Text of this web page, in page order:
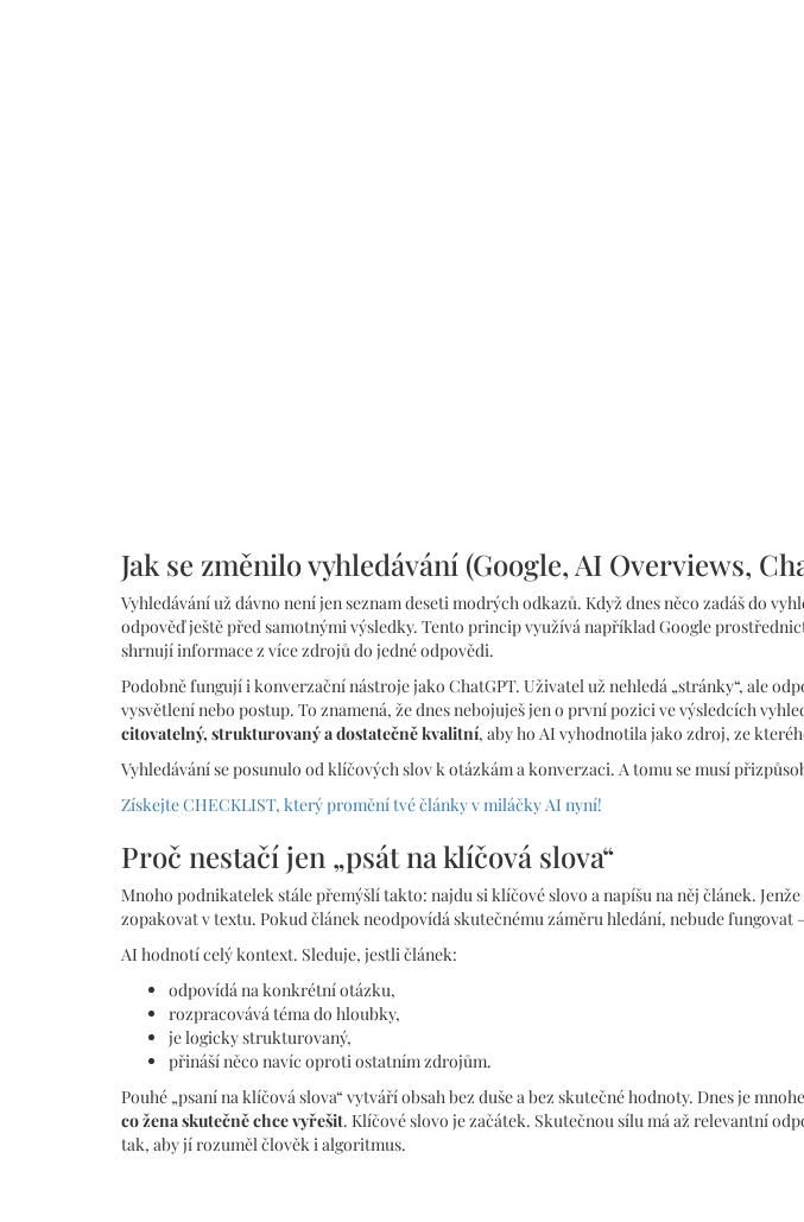
Jak se změnilo vyhledávání (Google, AI Overviews,
Vyhledávání už dávno není jen seznam deseti modrých odkazů. Když dnes něco zadáš do
odpověď ještě před samotnými výsledky. Tento princip využívá například Google
shrnují informace z více zdrojů do jedné odpovědi.
Podobně fungují i konverzační nástroje jako ChatGPT. Uživatel už nehledá „stránky“, ale
vysvětlení nebo postup. To znamená, že dnes nebojuješ jen o první pozici ve výsledcích
citovatelný, strukturovaný a dostatečně kvalitní, aby ho AI vyhodnotila jako zdroj, ze
Vyhledávání se posunulo od klíčových slov k otázkám a konverzaci. A tomu se musí
Získejte CHECKLIST, který promění tvé články v miláčky AI nyní!
Proč nestačí jen „psát na klíčová slova“
Mnoho podnikatelek stále přemýšlí takto: najdu si klíčové slovo a napíšu na něj článek.
zopakovat v textu. Pokud článek neodpovídá skutečnému záměru hledání, nebude
AI hodnotí celý kontext. Sleduje, jestli článek:
odpovídá na konkrétní otázku,
rozpracovává téma do hloubky,
je logicky strukturovaný,
přináší něco navíc oproti ostatním zdrojům.
Pouhé „psaní na klíčová slova“ vytváří obsah bez duše a bez skutečné hodnoty. Dnes je
co žena skutečně chce vyřešit. Klíčové slovo je začátek. Skutečnou sílu má až relevantní
tak, aby jí rozuměl člověk i algoritmus.